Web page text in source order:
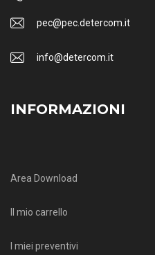
pec@pec.detercom.it
info@detercom.it
INFORMAZIONI
Area Download
Il mio carrello
I miei preventivi